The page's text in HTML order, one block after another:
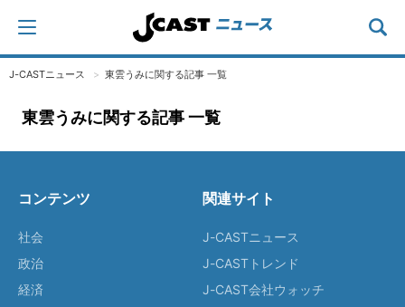
J-CASTニュース 東雲うみに関する記事 一覧
東雲うみに関する記事 一覧
コンテンツ
社会
政治
経済
関連サイト
J-CASTニュース
J-CASTトレンド
J-CAST会社ウォッチ